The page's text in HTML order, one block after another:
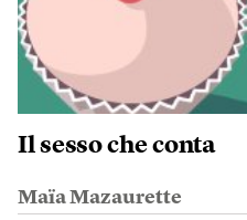
Il sesso che conta
Maïa Mazaurette